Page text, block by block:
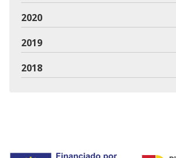
2020
2019
2018